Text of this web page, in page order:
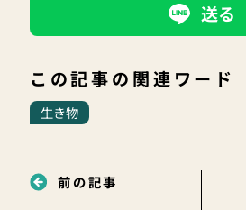
送る
この記事の関連ワード
生き物
前の記事